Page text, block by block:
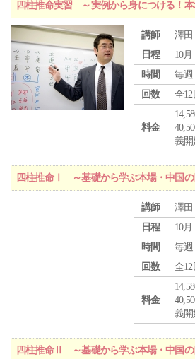
四柱推命実習 ～実例から身につける！
講師
澤
日程
10月
時間
毎週
回数
全12
料金
義開
四柱推命Ⅰ ～基礎から学ぶ本場・中国の
講師
澤
日程
10月
時間
毎週
回数
全12
料金
義開
四柱推命Ⅱ ～基礎から学ぶ本場・中国の